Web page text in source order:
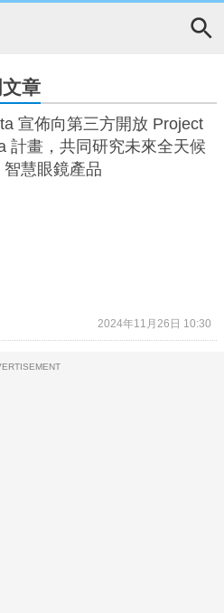
章
宣佈向第三方開放 Project
計畫，共同研究未來全天候
智慧眼鏡產品
2024年11月26日 10:30